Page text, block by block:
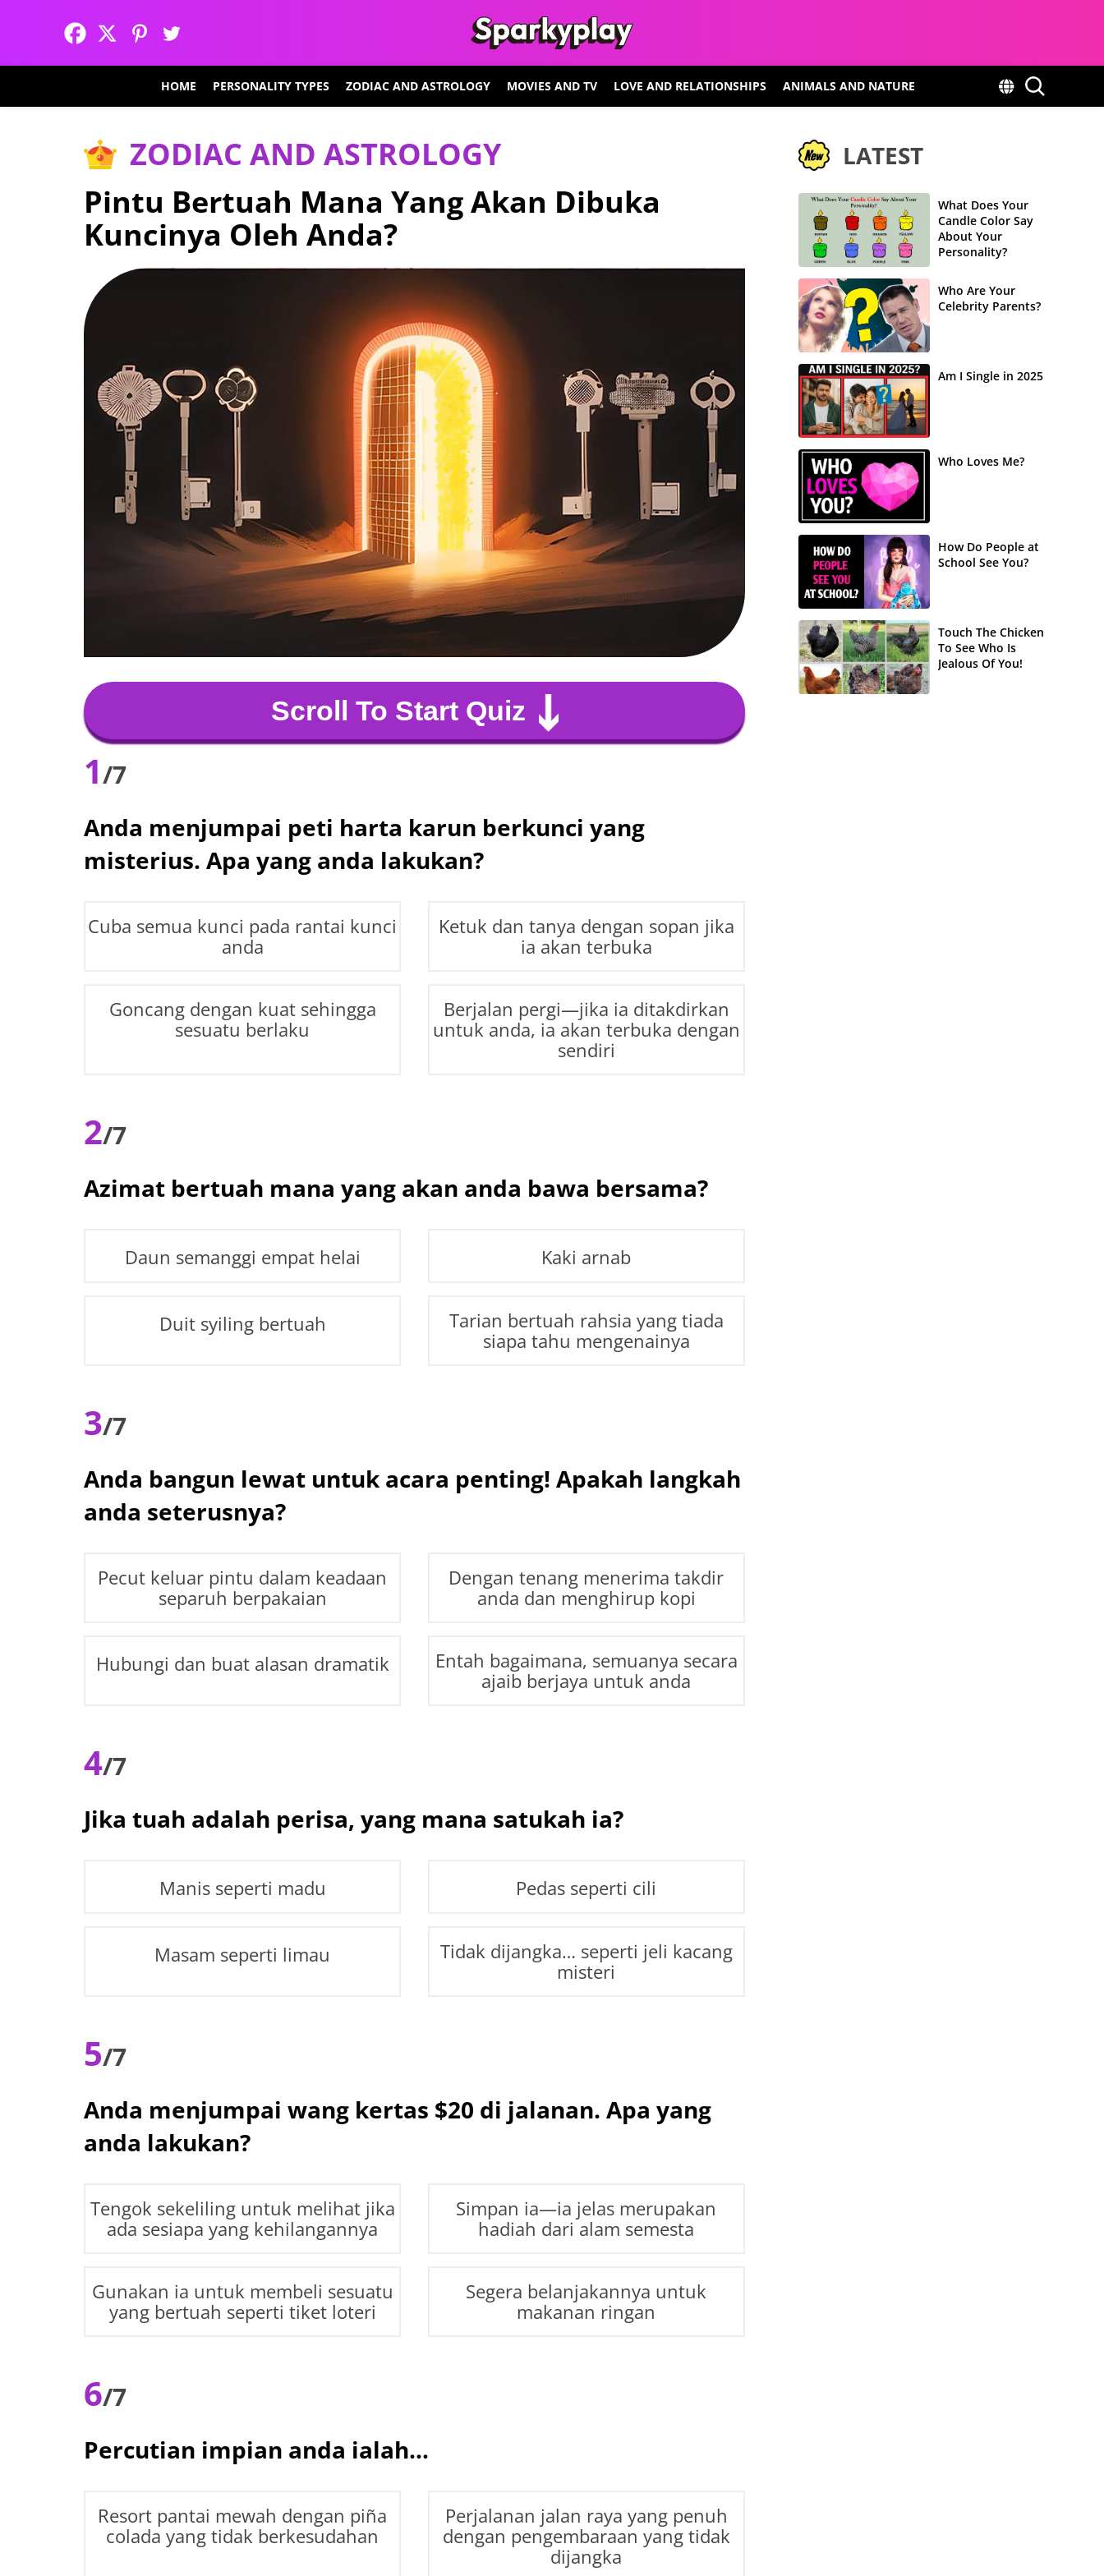
HOME PERSONALITY TYPES ZODIAC AND ASTROLOGY MOVIES AND TV LOVE AND RELATIONSHIPS ANIMALS AND NATURE
ZODIAC AND ASTROLOGY
Pintu Bertuah Mana Yang Akan Dibuka
Kuncinya Oleh Anda?
Scroll To Start Quiz
1/7
Anda menjumpai peti harta karun berkunci yang
misterius. Apa yang anda lakukan?
Cuba semua kunci pada rantai kunci
anda
Ketuk dan tanya dengan sopan jika
ia akan terbuka
Goncang dengan kuat sehingga
sesuatu berlaku
Berjalan pergi—jika ia ditakdirkan
untuk anda, ia akan terbuka dengan
sendiri
2/7
Azimat bertuah mana yang akan anda bawa bersama?
Daun semanggi empat helai Kaki arnab
Duit syiling bertuah
Tarian bertuah rahsia yang tiada
siapa tahu mengenainya
3/7
Anda bangun lewat untuk acara penting! Apakah langkah
anda seterusnya?
Pecut keluar pintu dalam keadaan
separuh berpakaian
Dengan tenang menerima takdir
anda dan menghirup kopi
Hubungi dan buat alasan dramatik
Entah bagaimana, semuanya secara
ajaib berjaya untuk anda
4/7
Jika tuah adalah perisa, yang mana satukah ia?
Manis seperti madu Pedas seperti cili
Masam seperti limau
Tidak dijangka… seperti jeli kacang
misteri
5/7
Anda menjumpai wang kertas $20 di jalanan. Apa yang
anda lakukan?
Tengok sekeliling untuk melihat jika
ada sesiapa yang kehilangannya
Simpan ia—ia jelas merupakan
hadiah dari alam semesta
Gunakan ia untuk membeli sesuatu
yang bertuah seperti tiket loteri
Segera belanjakannya untuk
makanan ringan
6/7
Percutian impian anda ialah…
Resort pantai mewah dengan piña
colada yang tidak berkesudahan
Perjalanan jalan raya yang penuh
dengan pengembaraan yang tidak
dijangka
LATEST
What Does Your
Candle Color Say
About Your
Personality?
Who Are Your
Celebrity Parents?
Am I Single in 2025
Who Loves Me?
How Do People at
School See You?
Touch The Chicken
To See Who Is
Jealous Of You!